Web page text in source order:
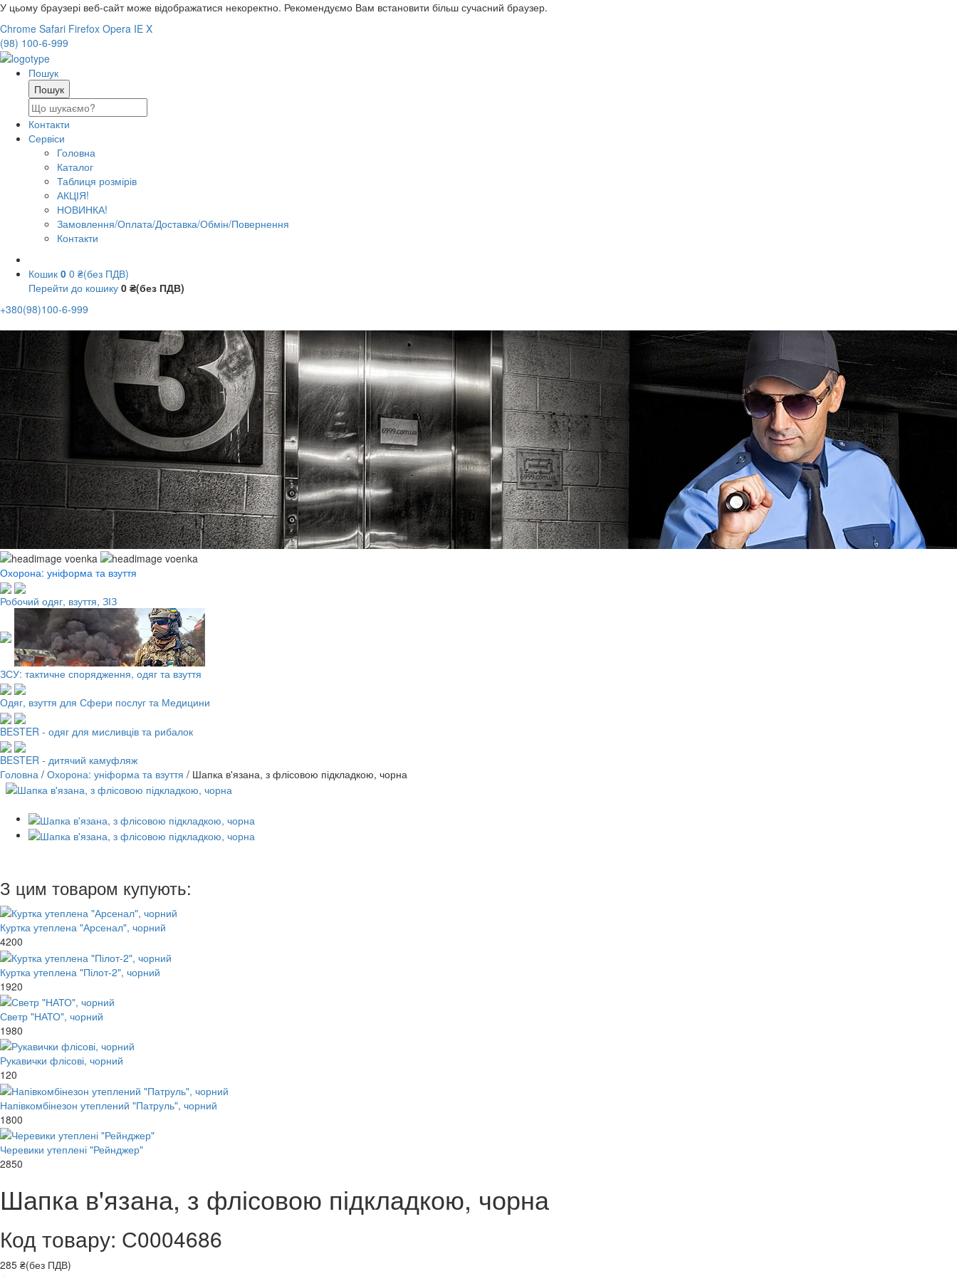
У цьому браузері веб-сайт може відображатися некоректно. Рекомендуємо Вам встановити більш сучасний браузер.
Chrome Safari Firefox Opera IE X
(98) 100-6-999
Пошук
Контакти
Сервіси
Головна
Каталог
Таблиця розмірів
АКЦІЯ!
НОВИНКА!
Замовлення/Оплата/Доставка/Обмін/Повернення
Контакти
Кошик 0 0 ₴(без ПДВ)
Перейти до кошику 0 ₴(без ПДВ)
+380(98)100-6-999
Охорона: уніформа та взуття
Робочий одяг, взуття, ЗІЗ
ЗСУ: тактичне спорядження, одяг та взуття
Одяг, взуття для Сфери послуг та Медицини
BESTER - одяг для мисливців та рибалок
BESTER - дитячий камуфляж
Головна / Охорона: уніформа та взуття / Шапка в'язана, з флісовою підкладкою, чорна
З цим товаром купують:
Куртка утеплена "Арсенал", чорний
4200
Куртка утеплена "Пілот-2", чорний
1920
Светр "НАТО", чорний
1980
Рукавички флісові, чорний
120
Напівкомбінезон утеплений "Патруль", чорний
1800
Черевики утеплені "Рейнджер"
2850
Шапка в'язана, з флісовою підкладкою, чорна
Код товару: С0004686
285 ₴(без ПДВ)